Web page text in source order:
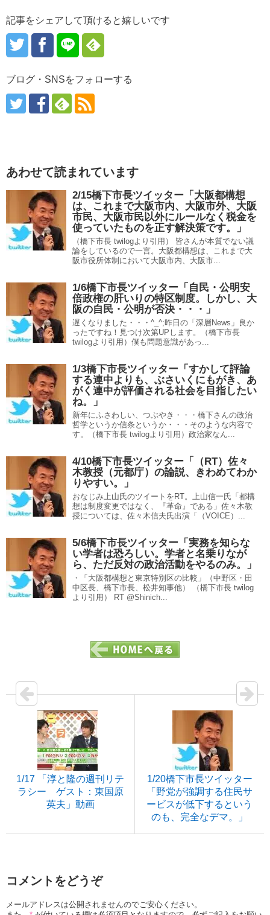
記事をシェアして頂けると嬉しいです
ブログ・SNSをフォローする
あわせて読まれています
2/15橋下市長ツイッター「大阪都構想
は、これまで大阪市内、大阪市外、大阪
市民、大阪市民以外にルールなく税金を
使っていたものを正す解決策です。」
（橋下市長 twilogより引用） 皆さんが本質でない議
論をしているので一言。大阪都構想は、これまで大
阪市役所体制において大阪市内、大阪市...
1/6橋下市長ツイッター「自民・公明安
倍政権の肝いりの特区制度。しかし、大
阪の自民・公明が否決・・・」
遅くなりました・・・^_^;昨日の「深層News」良か
ったですね！見つけ次第UPします。（橋下市長
twilogより引用）僕も問題意識があっ...
1/3橋下市長ツイッター「すかして評論
する連中よりも、ぶさいくにもがき、あ
がく連中が評価される社会を目指したい
ね。」
新年にふさわしい、つぶやき・・・橋下さんの政治
哲学というか信条というか・・・そのような内容で
す。（橋下市長 twilogより引用）政治家なん...
4/10橋下市長ツイッター「（RT）佐々
木教授（元都庁）の論説、きわめてわか
りやすい。」
おなじみ上山氏のツイートをRT。上山信一氏「都構
想は制度変更ではなく、『革命』である」佐々木教
授については、佐々木信夫氏出演「（VOICE）...
5/6橋下市長ツイッター「実務を知らな
い学者は恐ろしい。学者と名乗りなが
ら、ただ反対の政治活動をやるのみ。」
・「大阪都構想と東京特別区の比較」（中野区・田
中区長、橋下市長、松井知事他） （橋下市長 twilog
より引用） RT @Shinich...
1/17 「淳と隆の週刊リテ
ラシー ゲスト：東国原
英夫」動画
1/20橋下市長ツイッター
「野党が強調する住民サ
ービスが低下するという
のも、完全なデマ。」
コメントをどうぞ
メールアドレスは公開されませんのでご安心ください。